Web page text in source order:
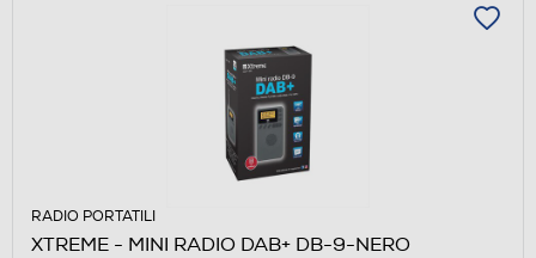
RADIO PORTATILI
XTREME - MINI RADIO DAB+ DB-9-NERO